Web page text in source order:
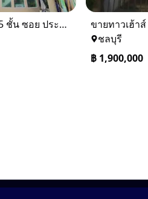
⚡ ขาย บ้านเดี่ยว 5 ชั้น ซอย ประชาชื่น 14 ใกล้ BTS
ชลบุรี
฿ 1,900,000